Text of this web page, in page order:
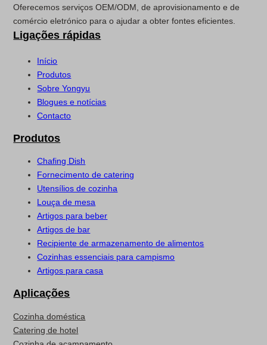
Oferecemos serviços OEM/ODM, de aprovisionamento e de
comércio eletrónico para o ajudar a obter fontes eficientes.
Ligações rápidas
Início
Produtos
Sobre Yongyu
Blogues e notícias
Contacto
Produtos
Chafing Dish
Fornecimento de catering
Utensílios de cozinha
Louça de mesa
Artigos para beber
Artigos de bar
Recipiente de armazenamento de alimentos
Cozinhas essenciais para campismo
Artigos para casa
Aplicações
Cozinha doméstica
Catering de hotel